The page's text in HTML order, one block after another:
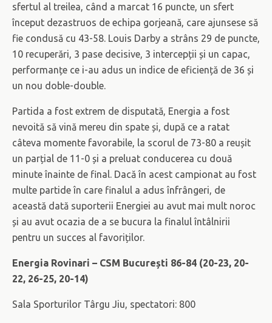
sfertul al treilea, când a marcat 16 puncte, un sfert
început dezastruos de echipa gorjeană, care ajunsese să
fie condusă cu 43-58. Louis Darby a strâns 29 de puncte,
10 recuperări, 3 pase decisive, 3 intercepții și un capac,
performanțe ce i-au adus un indice de eficiență de 36 și
un nou doble-double.
Partida a fost extrem de disputată, Energia a fost
nevoită să vină mereu din spate și, după ce a ratat
câteva momente favorabile, la scorul de 73-80 a reușit
un parțial de 11-0 și a preluat conducerea cu două
minute înainte de final. Dacă în acest campionat au fost
multe partide în care finalul a adus înfrângeri, de
această dată suporterii Energiei au avut mai mult noroc
și au avut ocazia de a se bucura la finalul întâlnirii
pentru un succes al favoriților.
Energia Rovinari – CSM București 86-84 (20-23, 20-
22, 26-25, 20-14)
Sala Sporturilor Târgu Jiu, spectatori: 800